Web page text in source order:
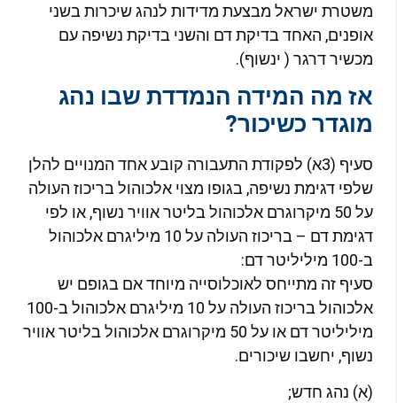
ישראל מבצעת מדידות לנהג שיכרות בשני
האחד בדיקת דם והשני בדיקת נשיפה עם
דרגר ( ינשוף).
מה המידה הנמדדת שבו נהג
כשיכור?
סעיף (3א) לפקודת התעבורה קובע אחד המנויים להלן
דגימת נשיפה, בגופו מצוי אלכוהול בריכוז העולה
על 50 מיקרוגרם אלכוהול בליטר אוויר נשוף, או לפי
דגימת דם – בריכוז העולה על 10 מיליגרם אלכוהול
זה מתייחס לאוכלוסייה מיוחד אם בגופם יש
אלכוהול בריכוז העולה על 10 מיליגרם אלכוהול ב-100
מיליליטר דם או על 50 מיקרוגרם אלכוהול בליטר אוויר
יחשבו שיכורים.
נהג חדש;